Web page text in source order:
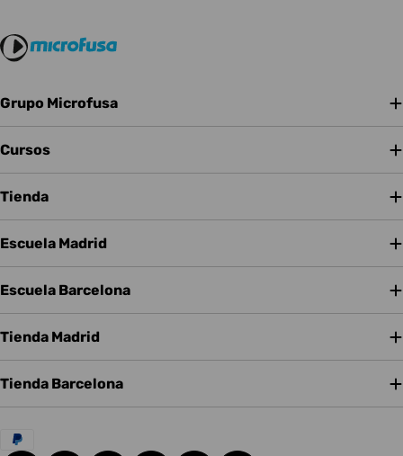
Grupo Microfusa
Cursos
Tienda
Escuela Madrid
Escuela Barcelona
Tienda Madrid
Tienda Barcelona
Métodos